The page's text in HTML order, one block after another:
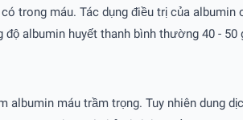
trong máu. Tác dụng điều trị của
albumin huyết thanh bình thường 40 -
albumin máu trầm trọng. Tuy nhiên dung